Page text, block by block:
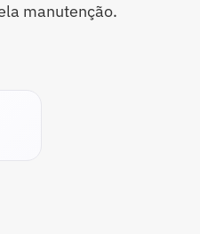
manutenção.